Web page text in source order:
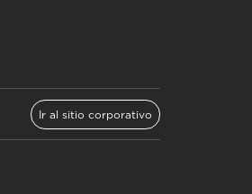
Ir al sitio corporativo